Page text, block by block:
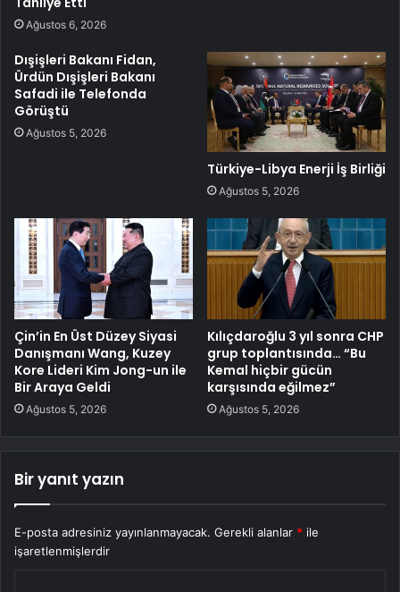
Ağustos 6, 2026
Dışişleri Bakanı Fidan,
Ürdün Dışişleri Bakanı
Safadi ile Telefonda
Görüştü
Ağustos 5, 2026
Türkiye-Libya Enerji İş Birliği
Ağustos 5, 2026
Çin’in En Üst Düzey Siyasi
Danışmanı Wang, Kuzey
Kore Lideri Kim Jong-un ile
Bir Araya Geldi
Ağustos 5, 2026
Kılıçdaroğlu 3 yıl sonra CHP
grup toplantısında… “Bu
Kemal hiçbir gücün
karşısında eğilmez”
Ağustos 5, 2026
Bir yanıt yazın
E-posta adresiniz yayınlanmayacak. Gerekli alanlar * ile
işaretlenmişlerdir